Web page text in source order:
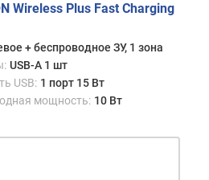
Wireless Plus Fast Charging
+ беспроводное ЗУ, 1 зона
USB-A 1 шт
USB: 1 порт 15 Вт
мощность: 10 Вт